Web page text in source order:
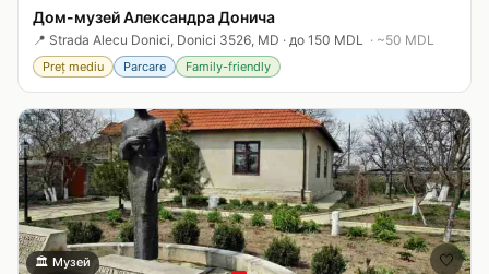
Дом-музей Александра Донича
📍 Strada Alecu Donici, Donici 3526, MD · до 150 MDL · ~50 MDL
Preț mediu Parcare Family-friendly
🏛️ Музей 🤍